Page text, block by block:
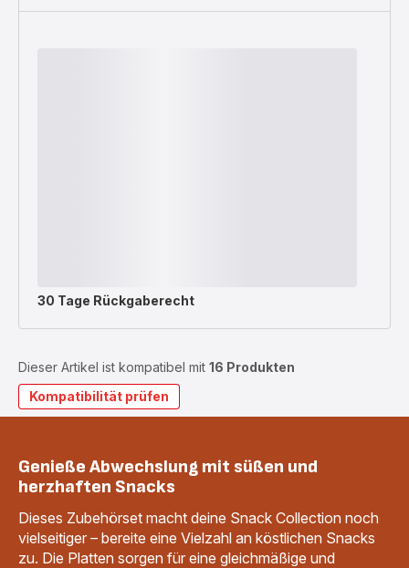
30 Tage Rückgaberecht
Dieser Artikel ist kompatibel mit 16 Produkten
Kompatibilität prüfen
Genieße Abwechslung mit süßen und
herzhaften Snacks
Dieses Zubehörset macht deine Snack Collection noch
vielseitiger – bereite eine Vielzahl an köstlichen Snacks
zu. Die Platten sorgen für eine gleichmäßige und